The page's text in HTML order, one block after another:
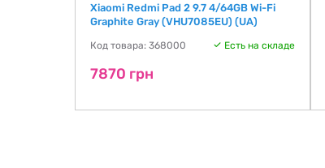
Xiaomi Redmi Pad 2 9.7 4/64GB Wi-Fi
Graphite Gray (VHU7085EU) (UA)
Код товара: 368000 Есть на складе
7870 грн